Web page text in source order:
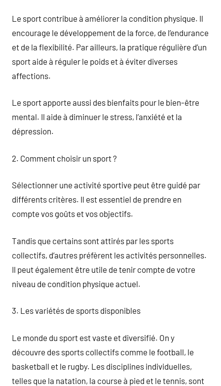
Le sport contribue à améliorer la condition physique. Il
encourage le développement de la force, de l’endurance
et de la flexibilité. Par ailleurs, la pratique régulière d’un
sport aide à réguler le poids et à éviter diverses
affections.
Le sport apporte aussi des bienfaits pour le bien-être
mental. Il aide à diminuer le stress, l’anxiété et la
dépression.
2. Comment choisir un sport ?
Sélectionner une activité sportive peut être guidé par
différents critères. Il est essentiel de prendre en
compte vos goûts et vos objectifs.
Tandis que certains sont attirés par les sports
collectifs, d’autres préfèrent les activités personnelles.
Il peut également être utile de tenir compte de votre
niveau de condition physique actuel.
3. Les variétés de sports disponibles
Le monde du sport est vaste et diversifié. On y
découvre des sports collectifs comme le football, le
basketball et le rugby. Les disciplines individuelles,
telles que la natation, la course à pied et le tennis, sont